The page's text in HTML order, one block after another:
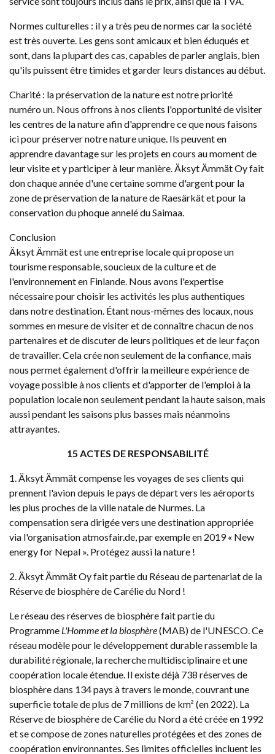
Normes culturelles : il y a très peu de normes car la société
est très ouverte. Les gens sont amicaux et bien éduqués et
sont, dans la plupart des cas, capables de parler anglais, bien
qu'ils puissent être timides et garder leurs distances au début.
Charité : la préservation de la nature est notre priorité
numéro un. Nous offrons à nos clients l'opportunité de visiter
les centres de la nature afin d'apprendre ce que nous faisons
ici pour préserver notre nature unique. Ils peuvent en
apprendre davantage sur les projets en cours au moment de
leur visite et y participer à leur manière. Äksyt Ämmät Oy fait
don chaque année d'une certaine somme d'argent pour la
zone de préservation de la nature de Raesärkät et pour la
conservation du phoque annelé du Saimaa.
Conclusion
Äksyt Ämmät est une entreprise locale qui propose un
tourisme responsable, soucieux de la culture et de
l'environnement en Finlande. Nous avons l'expertise
nécessaire pour choisir les activités les plus authentiques
dans notre destination. Étant nous-mêmes des locaux, nous
sommes en mesure de visiter et de connaître chacun de nos
partenaires et de discuter de leurs politiques et de leur façon
de travailler. Cela crée non seulement de la confiance, mais
nous permet également d'offrir la meilleure expérience de
voyage possible à nos clients et d'apporter de l'emploi à la
population locale non seulement pendant la haute saison, mais
aussi pendant les saisons plus basses mais néanmoins
attrayantes.
15 ACTES DE RESPONSABILITÉ
1. Äksyt Ämmät compense les voyages de ses clients qui
prennent l'avion depuis le pays de départ vers les aéroports
les plus proches de la ville natale de Nurmes. La
compensation sera dirigée vers une destination appropriée
via l'organisation atmosfair.de, par exemple en 2019 « New
energy for Nepal ». Protégez aussi la nature !
2. Äksyt Ämmät Oy fait partie du Réseau de partenariat de la
Réserve de biosphère de Carélie du Nord !
Le réseau des réserves de biosphère fait partie du
Programme L'Homme et la biosphère(MAB) de l'UNESCO. Ce
réseau modèle pour le développement durable rassemble la
durabilité régionale, la recherche multidisciplinaire et une
coopération locale étendue. Il existe déjà 738 réserves de
biosphère dans 134 pays à travers le monde, couvrant une
superficie totale de plus de 7 millions de km² (en 2022). La
Réserve de biosphère de Carélie du Nord a été créée en 1992
et se compose de zones naturelles protégées et des zones de
coopération environnantes. Ses limites officielles incluent les